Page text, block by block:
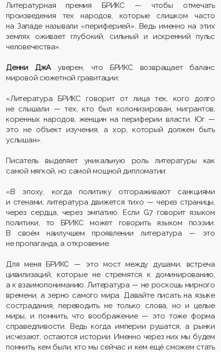
Литературная премия БРИКС — чтобы отмечать
произведения тех народов, которые слишком часто
на Западе называли «периферией». Ведь именно на этих
землях оживает глубокий, сильный и искренний пульс
человечества».
Денни ДжАуверен, что БРИКС возвращает баланс
мировой сюжетной гравитации:
«Литература БРИКС говорит от лица тех, кого долго
не слышали — тех, кто был колонизирован, мигрантов,
коренных народов, женщин на периферии власти. Юг —
это не объект изучения, а хор, который должен быть
услышан».
Писатель выделяет уникальную роль литературы как
самой мягкой, но самой мощной дипломатии:
«В эпоху, когда политику отгораживают санкциями
и стенами, литература движется тихо — через страницы,
через сердца, через эмпатию. Если G7 говорит языком
политики, то БРИКС может говорить языком поэзии.
В своём наилучшем проявлении литература — это
не пропаганда, а откровение.
Для меня БРИКС — это мост между душами, встреча
цивилизаций, которые не стремятся к доминированию,
а к взаимопониманию. Литература — не роскошь мирного
времени, а зерно самого мира. Давайте писать на языке
сострадания, переводить не только слова, но и целые
миры, и помнить, что воображение — это тоже форма
справедливости. Ведь когда империи рушатся, а рынки
исчезают, остаются истории. Именно через них мы будем
помнить, кем были, кто мы сейчас и кем ещё сможем стать